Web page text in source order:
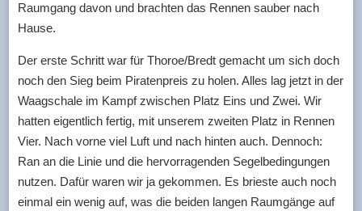
Raumgang davon und brachten das Rennen sauber nach
Hause.
Der erste Schritt war für Thoroe/Bredt gemacht um sich doch
noch den Sieg beim Piratenpreis zu holen. Alles lag jetzt in der
Waagschale im Kampf zwischen Platz Eins und Zwei. Wir
hatten eigentlich fertig, mit unserem zweiten Platz in Rennen
Vier. Nach vorne viel Luft und nach hinten auch. Dennoch:
Ran an die Linie und die hervorragenden Segelbedingungen
nutzen. Dafür waren wir ja gekommen. Es brieste auch noch
einmal ein wenig auf, was die beiden langen Raumgänge auf